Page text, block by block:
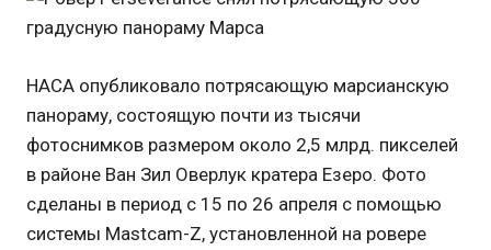
НАСА опубликовало потрясающую марсианскую
панораму, состоящую почти из тысячи
фотоснимков размером около 2,5 млрд. пикселей
в районе Ван Зил Оверлук кратера Езеро. Фото
сделаны в период с 15 по 26 апреля с помощью
системы Mastcam-Z, установленной на ровере